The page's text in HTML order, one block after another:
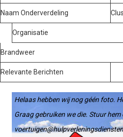
Naam Onderverdeling
Organisatie
Brandweer
Relevante Berichten
Helaas hebben wij nog géén foto.
Graag gebruiken we die. Stuur hem